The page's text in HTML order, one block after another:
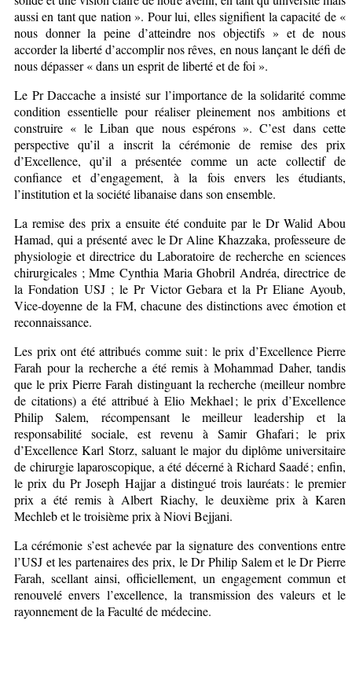
aussi en tant que nation ». Pour lui, elles signifient la capacité de «
nous donner la peine d’atteindre nos objectifs » et de nous
accorder la liberté d’accomplir nos rêves, en nous lançant le défi de
nous dépasser « dans un esprit de liberté et de foi ».
Le Pr Daccache a insisté sur l’importance de la solidarité comme
condition essentielle pour réaliser pleinement nos ambitions et
construire « le Liban que nous espérons ». C’est dans cette
perspective qu’il a inscrit la cérémonie de remise des prix
d’Excellence, qu’il a présentée comme un acte collectif de
confiance et d’engagement, à la fois envers les étudiants,
l’institution et la société libanaise dans son ensemble.
La remise des prix a ensuite été conduite par le Dr Walid Abou
Hamad, qui a présenté avec le Dr Aline Khazzaka, professeure de
physiologie et directrice du Laboratoire de recherche en sciences
chirurgicales ; Mme Cynthia Maria Ghobril Andréa, directrice de
la Fondation USJ ; le Pr Victor Gebara et la Pr Eliane Ayoub,
Vice-doyenne de la FM, chacune des distinctions avec émotion et
reconnaissance.
Les prix ont été attribués comme suit : le prix d’Excellence Pierre
Farah pour la recherche a été remis à Mohammad Daher, tandis
que le prix Pierre Farah distinguant la recherche (meilleur nombre
de citations) a été attribué à Elio Mekhael ; le prix d’Excellence
Philip Salem, récompensant le meilleur leadership et la
responsabilité sociale, est revenu à Samir Ghafari ; le prix
d’Excellence Karl Storz, saluant le major du diplôme universitaire
de chirurgie laparoscopique, a été décerné à Richard Saadé ; enfin,
le prix du Pr Joseph Hajjar a distingué trois lauréats : le premier
prix a été remis à Albert Riachy, le deuxième prix à Karen
Mechleb et le troisième prix à Niovi Bejjani.
La cérémonie s’est achevée par la signature des conventions entre
l’USJ et les partenaires des prix, le Dr Philip Salem et le Dr Pierre
Farah, scellant ainsi, officiellement, un engagement commun et
renouvelé envers l’excellence, la transmission des valeurs et le
rayonnement de la Faculté de médecine.